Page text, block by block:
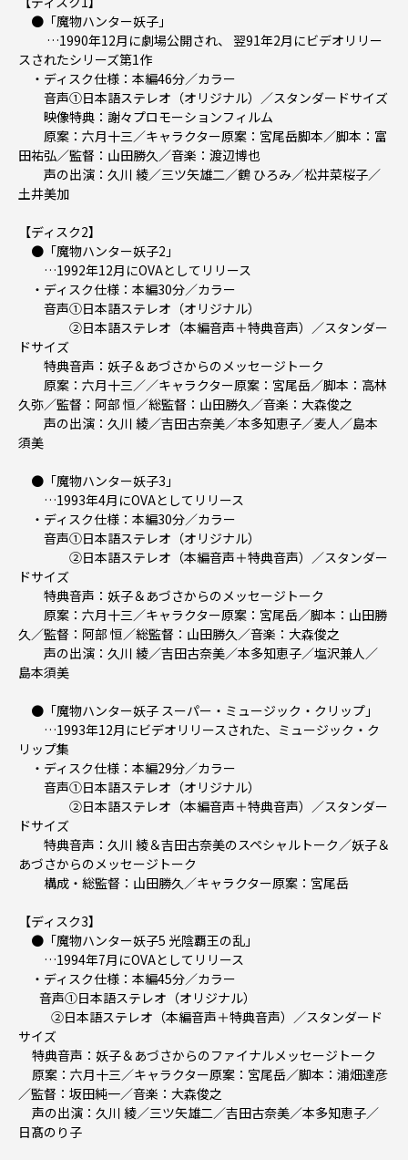
●「魔物ハンター妖子」
…1990年12月に劇場公開され、 翌91年2月にビデオリリー
スされたシリーズ第1作
・ディスク仕様：本編46分／カラー
音声①日本語ステレオ（オリジナル）／スタンダードサイズ
映像特典：謝々プロモーションフィルム
原案：六月十三／キャラクター原案：宮尾岳脚本／脚本：富
田祐弘／監督：山田勝久／音楽：渡辺博也
声の出演：久川 綾／三ツ矢雄二／鶴 ひろみ／松井菜桜子／
土井美加
【ディスク2】
●「魔物ハンター妖子2」
…1992年12月にOVAとしてリリース
・ディスク仕様：本編30分／カラー
音声①日本語ステレオ（オリジナル）
②日本語ステレオ（本編音声＋特典音声）／スタンダー
ドサイズ
特典音声：妖子＆あづさからのメッセージトーク
原案：六月十三／／キャラクター原案：宮尾岳／脚本：高林
久弥／監督：阿部 恒／総監督：山田勝久／音楽：大森俊之
声の出演：久川 綾／吉田古奈美／本多知恵子／麦人／島本
須美
●「魔物ハンター妖子3」
…1993年4月にOVAとしてリリース
・ディスク仕様：本編30分／カラー
音声①日本語ステレオ（オリジナル）
②日本語ステレオ（本編音声＋特典音声）／スタンダー
ドサイズ
特典音声：妖子＆あづさからのメッセージトーク
原案：六月十三／キャラクター原案：宮尾岳／脚本：山田勝
久／監督：阿部 恒／総監督：山田勝久／音楽：大森俊之
声の出演：久川 綾／吉田古奈美／本多知恵子／塩沢兼人／
島本須美
●「魔物ハンター妖子 スーパー・ミュージック・クリップ」
…1993年12月にビデオリリースされた、ミュージック・ク
リップ集
・ディスク仕様：本編29分／カラー
音声①日本語ステレオ（オリジナル）
②日本語ステレオ（本編音声＋特典音声）／スタンダー
ドサイズ
特典音声：久川 綾＆吉田古奈美のスペシャルトーク／妖子＆
あづさからのメッセージトーク
構成・総監督：山田勝久／キャラクター原案：宮尾岳
【ディスク3】
●「魔物ハンター妖子5 光陰覇王の乱」
…1994年7月にOVAとしてリリース
・ディスク仕様：本編45分／カラー
音声①日本語ステレオ（オリジナル）
②日本語ステレオ（本編音声＋特典音声）／スタンダード
サイズ
特典音声：妖子＆あづさからのファイナルメッセージトーク
原案：六月十三／キャラクター原案：宮尾岳／脚本：浦畑達彦
／監督：坂田純一／音楽：大森俊之
声の出演：久川 綾／三ツ矢雄二／吉田古奈美／本多知恵子／
日髙のり子